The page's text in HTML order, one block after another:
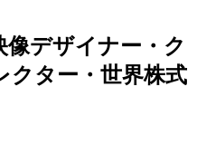
像デザイナー・ク
クター・世界株式